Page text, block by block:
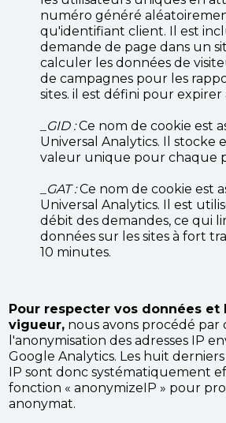
numéro généré
qu'identifiant client. Il est
demande de page dans un
calculer les données de
de campagnes pour les
sites. il est défini pour expirer
_GID :Ce nom de cookie est
Universal Analytics. Il stocke
valeur unique pour chaque
_GAT :Ce nom de cookie est
Universal Analytics. Il est
débit des demandes, ce qui
données sur les sites à fort
10 minutes.
Pour respecter vos données et
vigueur, nous avons procédé par
l'anonymisation des adresses IP
Google Analytics. Les huit derniers
IP sont donc systématiquement
fonction « anonymizeIP » pour
anonymat.